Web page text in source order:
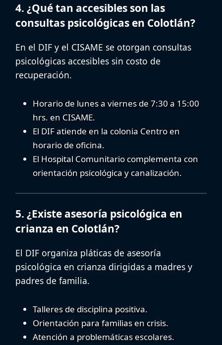
4. ¿Qué tan accesibles son las
consultas psicológicas en Colotlán?
En el DIF y el CISAME se otorgan consultas
psicológicas accesibles sin costo de
recuperación.
Horario de lunes a viernes de 7:30 a 15:00
hrs. en CISAME.
El DIF atiende en la colonia Centro en
horario de oficina.
El Hospital Comunitario complementa con
orientación psicológica y canalización.
5. ¿Existe asesoría psicológica en
crianza en Colotlán?
El DIF organiza pláticas de asesoría
psicológica en crianza dirigidas a madres y
padres de familia.
Talleres de disciplina positiva.
Orientación para familias en crisis.
Atención a problemáticas escolares.